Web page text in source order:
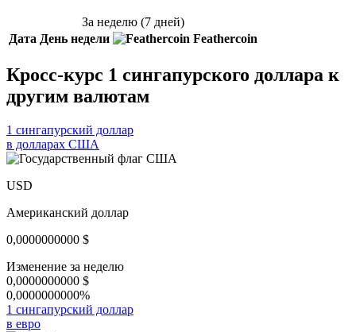
За неделю (7 дней)
Дата День недели Feathercoin
Кросс-курс 1 сингапурского доллара к
другим валютам
1 сингапурский доллар
в долларах США
USD
Американский доллар
0,0000000000 $
Изменение за неделю
0,0000000000 $
0,0000000000%
1 сингапурский доллар
в евро